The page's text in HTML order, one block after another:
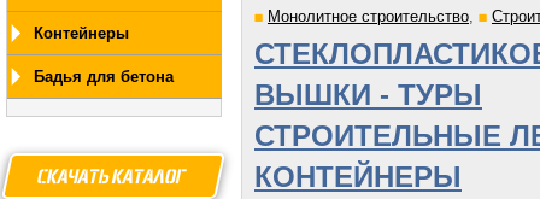
Контейнеры
Бадья для бетона
СКАЧАТЫ КАТАЛОГ
Монолитное строительство,
ВЫШКИ - ТУРЫ
СТРОИТЕЛЬНЫЕ
КОНТЕЙНЕРЫ